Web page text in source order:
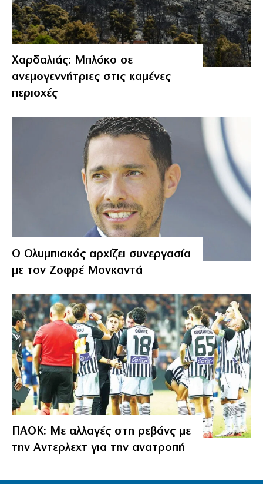
Χαρδαλιάς: Μπλόκο σε
ανεμογεννήτριες στις καμένες
περιοχές
Ο Ολυμπιακός αρχίζει συνεργασία
με τον Ζοφρέ Μονκαντά
ΠΑΟΚ: Με αλλαγές στη ρεβάνς με
την Αντερλεχτ για την ανατροπή